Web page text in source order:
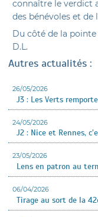
connaître le verdict
des bénévoles et de
Du côté de la
D.L.
Autres actualités :
26/05/2026
J3 : Les Verts
24/05/2026
J2 : Nice et Rennes,
23/05/2026
Lens en patron au
06/04/2026
Tirage au sort de la